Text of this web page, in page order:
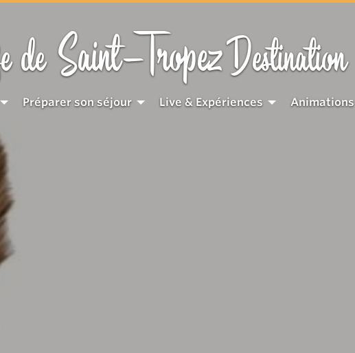
de Saint-TropezDestination
Préparer son séjour Live & Expériences Animations